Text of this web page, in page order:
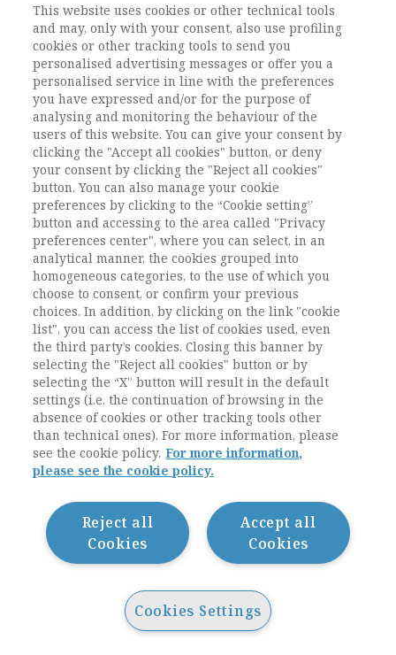
condivisione e di collaborazione nel fare
ricerca (penso ad Attilio Masiero, Rino Fasol,
Antonio Strati), e dall’altro un momento di
vuoto istituzionale perché la formula
istituzionale dell’unità di ricerca’ non era
ancora apparsa. In quegli anni poi si è formata
una sorta di seconda generazione di studiosi
che man mano sono stati stabilizzati o si sono
dispersi in altre istituzioni. Penso soprattutto a
Barbara Poggio, Attila Bruni, Paolo Rossi e
successivamente tutte le collaborazioni con i
dottorandi che ruotavano intorno ai progetti
Rucola. Perché non c’era soltanto Rucola ma,
più o meno negli stessi anni è nato anche il
Centro Interdisciplinare di Studi di Genere,
primo centro interdisciplinare dell’università
di Trento. Sempre perché c’erano dei momenti
in cui i conflitti erano altrove e si creava un po’
di spazio vuoto da un’altra parte. Rucola è nata
che eravamo poche persone e c’era a Trento
Davide Nicolini. Con Davide, e inizialmente con
Francesca Odella, eravamo presenti in un
progetto di ricerca sull’apprendimento
(anche Berlino è stata importante, mi stavo
dimenticando) di sei anni in cui eravamo più o
meno venti unità di ricerca sparse in tutta
Europa. Era il ’93 e la nostra ricerca era
sull’apprendimento organizzativo della
sicurezza in cui mettevo insieme le competenze
che avevo acquisito tramite ilMan Made
This website uses cookies or other technical tools
and may, only with your consent, also use profiling
cookies or other tracking tools to send you
personalised advertising messages or offer you a
personalised service in line with the preferences
you have expressed and/or for the purpose of
analysing and monitoring the behaviour of the
users of this website. You can give your consent by
clicking the "Accept all cookies" button, or deny
your consent by clicking the "Reject all cookies"
button. You can also manage your cookie
preferences by clicking to the “Cookie setting”
button and accessing to the area called "Privacy
preferences center", where you can select, in an
analytical manner, the cookies grouped into
homogeneous categories, to the use of which you
choose to consent, or confirm your previous
choices. In addition, by clicking on the link "cookie
list", you can access the list of cookies used, even
the third party’s cookies. Closing this banner by
selecting the "Reject all cookies" button or by
selecting the “X” button will result in the default
settings (i.e. the continuation of browsing in the
absence of cookies or other tracking tools other
than technical ones). For more information, please
see the cookie policy. For more information,
please see the cookie policy.
Accept all
Cookies
Reject all
Cookies
Cookies Settings